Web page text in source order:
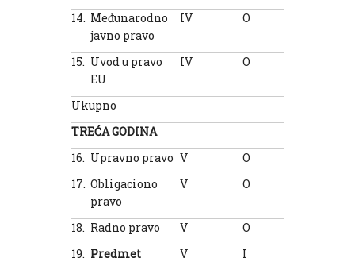
14. Međunarodno
javno pravo
IV O
15. Uvod u pravo
EU
IV O
Ukupno
TREĆA GODINA
16. Upravno pravo V O
17. Obligaciono
pravo
V O
18. Radno pravo V O
19. Predmet
V I